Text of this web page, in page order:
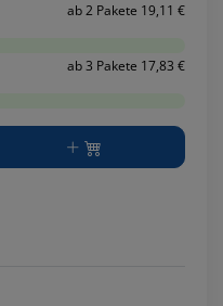
ab 2 Pakete 19,11 €
ab 3 Pakete 17,83 €